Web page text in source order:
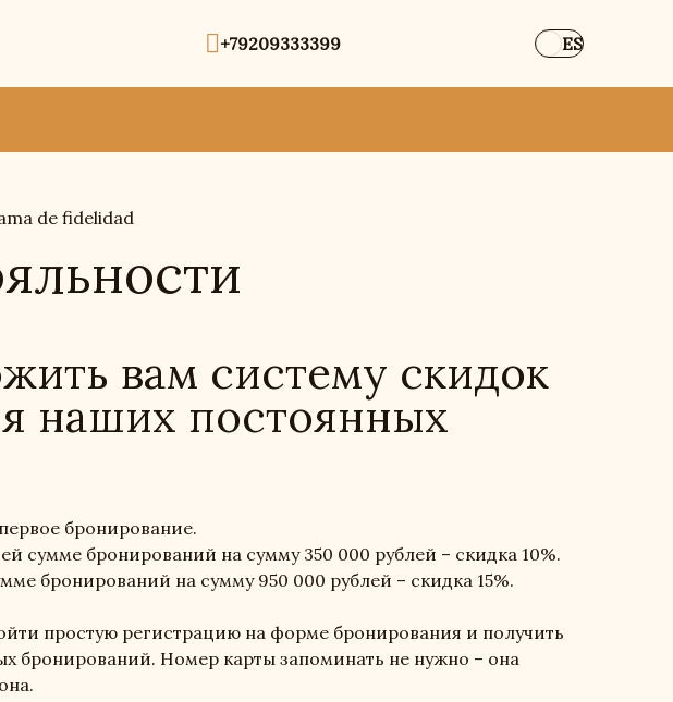
+79209333399 ES
de fidelidad
вам систему скидок
наших постоянных
бронирование.
сумме бронирований на сумму 350 000 рублей – скидка 10%.
бронирований на сумму 950 000 рублей – скидка 15%.
простую регистрацию на форме бронирования и получить
бронирований. Номер карты запоминать не нужно – она